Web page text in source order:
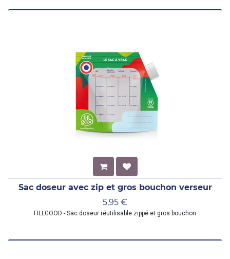
Sac doseur avec zip et gros bouchon verseur
5,95 €
FILLGOOD - Sac doseur réutilisable zippé et gros bouchon